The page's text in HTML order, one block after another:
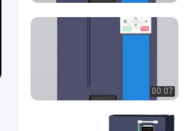
00:07